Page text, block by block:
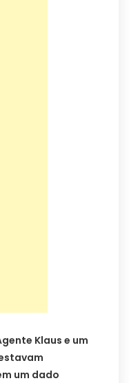
Klaus e um
um dado